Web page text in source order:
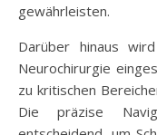
gewährleisten.
Darüber hinaus
Neurochirurgie
zu kritischen
Die präzise